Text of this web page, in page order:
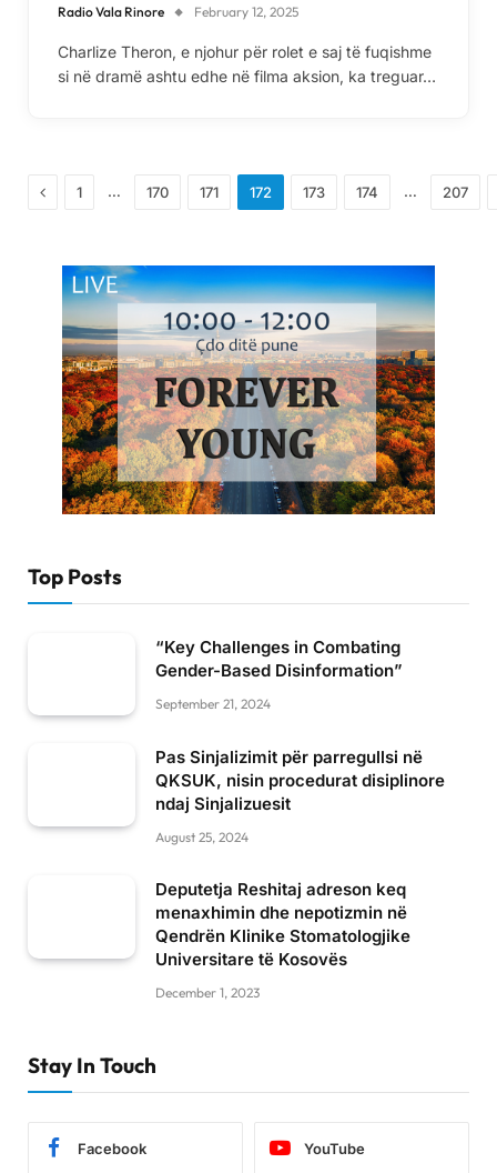
Radio Vala Rinore February 12, 2025
Charlize Theron, e njohur për rolet e saj të fuqishme
si në dramë ashtu edhe në filma aksion, ka treguar…
Previous
1 … 170 171 172 173 174 … 207
Top Posts
“Key Challenges in Combating
Gender-Based Disinformation”
September 21, 2024
Pas Sinjalizimit për parregullsi në
QKSUK, nisin procedurat disiplinore
ndaj Sinjalizuesit
August 25, 2024
Deputetja Reshitaj adreson keq
menaxhimin dhe nepotizmin në
Qendrën Klinike Stomatologjike
Universitare të Kosovës
December 1, 2023
Stay In Touch
Facebook YouTube